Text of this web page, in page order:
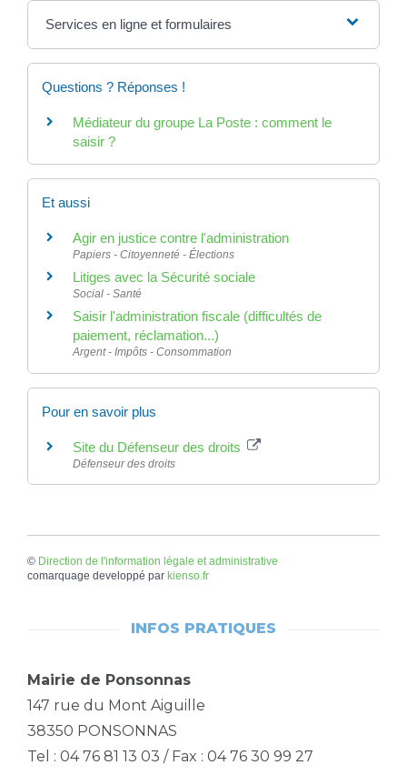
Services en ligne et formulaires
Questions ? Réponses !
Médiateur du groupe La Poste : comment le
saisir ?
Et aussi
Agir en justice contre l'administration
Papiers - Citoyenneté - Élections
Litiges avec la Sécurité sociale
Social - Santé
Saisir l'administration fiscale (difficultés de
paiement, réclamation...)
Argent - Impôts - Consommation
Pour en savoir plus
Site du Défenseur des droits
Défenseur des droits
© Direction de l'information légale et administrative
comarquage developpé par kienso.fr
INFOS PRATIQUES
Mairie de Ponsonnas
147 rue du Mont Aiguille
38350 PONSONNAS
Tel : 04 76 81 13 03 / Fax : 04 76 30 99 27